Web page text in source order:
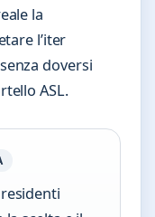
la
l’iter
doversi
ASL.